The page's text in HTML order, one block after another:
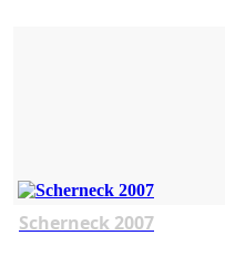
Scherneck 2007